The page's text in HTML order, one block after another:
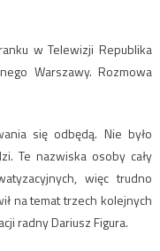
w Telewizji Republika
Warszawy. Rozmowa
się odbędą. Nie było
Te nazwiska osoby cały
więc trudno
na temat trzech kolejnych
radny Dariusz Figura.